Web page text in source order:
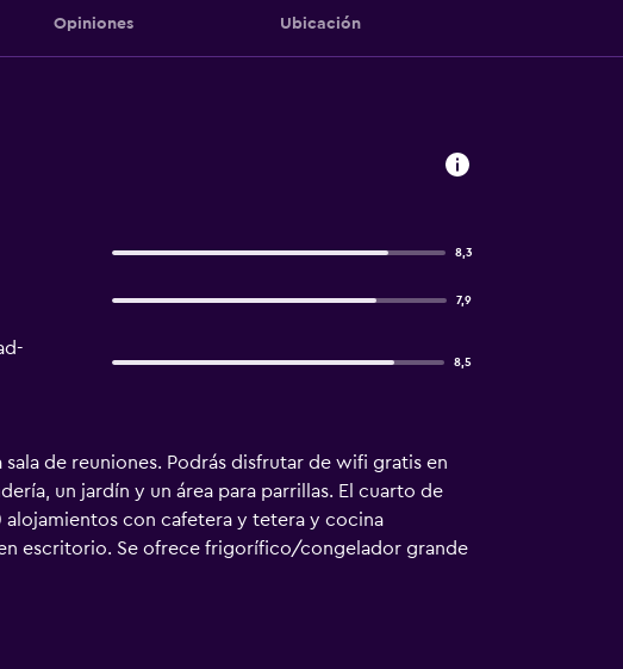
Opiniones Ubicación
8,3
7,9
8,5
de reuniones. Podrás disfrutar de wifi gratis en
un jardín y un área para parrillas. El cuarto de
con cafetera y tetera y cocina
escritorio. Se ofrece frigorífico/congelador grande
con ducha. Este hotel en Ringebu ofrece
las actividades de ocio y esparcimiento que se